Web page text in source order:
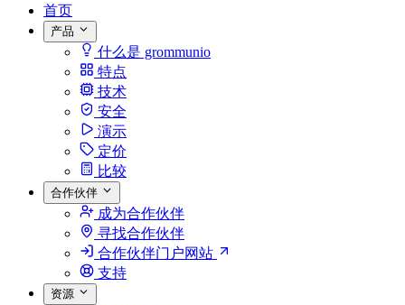
首页
产品
什么是 grommunio
特点
技术
安全
演示
定价
比较
合作伙伴
成为合作伙伴
寻找合作伙伴
合作伙伴门户网站
支持
资源